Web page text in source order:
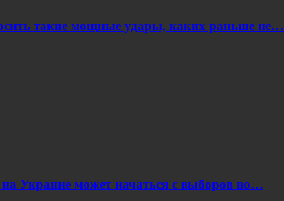
такие мощные удары, каких раньше не…
Украине может начаться с выборов во…